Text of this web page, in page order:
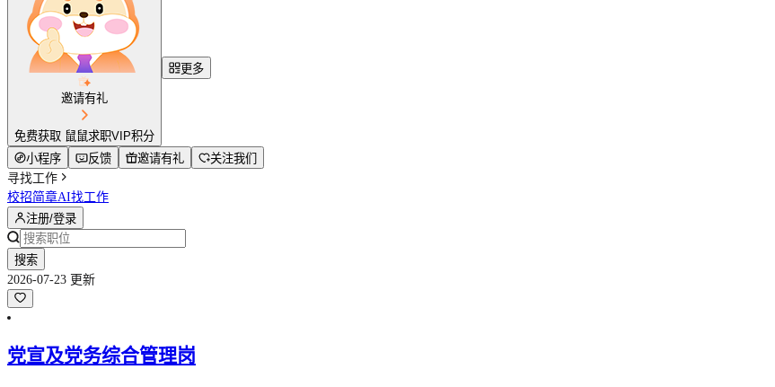
邀请有礼
免费获取 鼠鼠求职VIP积分
更多
小程序 反馈 邀请有礼
关注我们
寻找工作
校招简章AI找工作
注册/登录
搜索
2026-07-23 更新
党宣及党务综合管理岗